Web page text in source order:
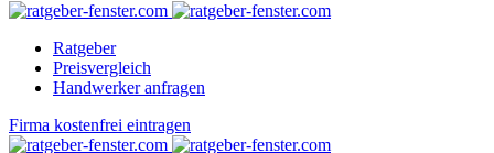
Ratgeber
Preisvergleich
Handwerker anfragen
Firma kostenfrei eintragen